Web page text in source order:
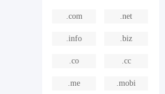
.com .net
.info .biz
.co .cc
.me .mobi